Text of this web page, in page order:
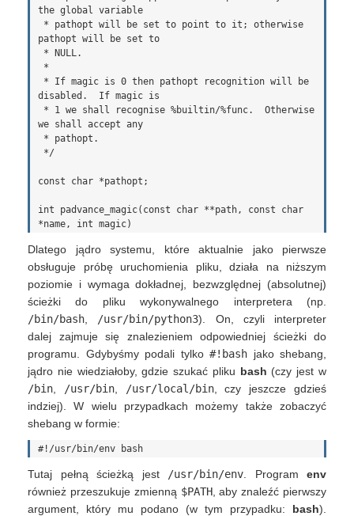
the global variable
pathopt will be set to
disabled.  If magic is
we shall accept any
const char *pathopt;
int padvance_magic(const char **path, const char
Dlatego jądro systemu, które aktualnie jako pierwsze
obsługuje próbę uruchomienia pliku, działa na niższym
poziomie i wymaga dokładnej, bezwzględnej (absolutnej)
ścieżki do pliku wykonywalnego interpretera (np.
/bin/bash
/usr/bin/python3). On, czyli interpreter
dalej zajmuje się znalezieniem odpowiedniej ścieżki do
programu. Gdybyśmy podali tylko #!bash jako shebang,
jądro nie wiedziałoby, gdzie szukać pliku bash (czy jest w
/bin
/usr/bin, /usr/local/bin, czy jeszcze gdzieś
indziej). W wielu przypadkach możemy także zobaczyć
shebang w formie:
Tutaj pełną ścieżką jest /usr/bin/env . Program env
również przeszukuje zmienną $PATH, aby znaleźć pierwszy
argument, który mu podano (w tym przypadku: bash).